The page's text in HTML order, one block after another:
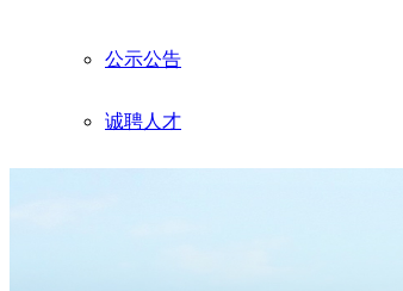
公示公告
诚聘人才